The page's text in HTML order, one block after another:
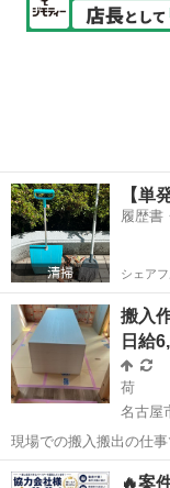
【単
履歴書
シェア
搬入
日給
荷
名古屋
現場での搬入搬出の仕
っても日給保証 6500円
愛知 名古屋市
🔥案